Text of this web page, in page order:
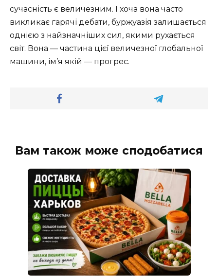
сучасність є величезним. І хоча вона часто
викликає гарячі дебати, буржуазія залишається
однією з найзначніших сил, якими рухається
світ. Вона — частина цієї величезної глобальної
машини, ім’я якій — прогрес.
Вам також може сподобатися